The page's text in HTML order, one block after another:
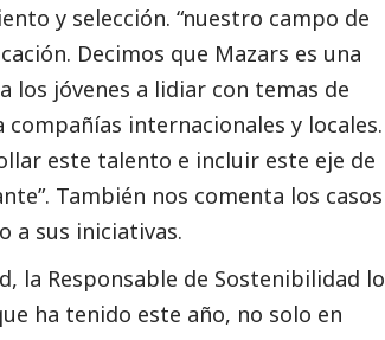
y selección. “nuestro campo de
Decimos que Mazars es una
los jóvenes a lidiar con temas de
internacionales y locales.
este talento e incluir este eje de
También nos comenta los casos
a sus iniciativas.
la Responsable de Sostenibilidad lo
ha tenido este año, no solo en